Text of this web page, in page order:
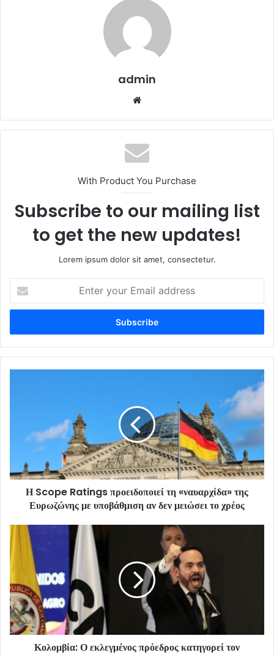
admin
With Product You Purchase
Subscribe to our mailing list
to get the new updates!
Lorem ipsum dolor sit amet, consectetur.
your
Email
Η Scope Ratings προειδοποιεί τη «ναυαρχίδα» της
Ευρωζώνης με υποβάθμιση αν δεν μειώσει το χρέος
Κολομβία: Ο εκλεγμένος πρόεδρος κατηγορεί τον